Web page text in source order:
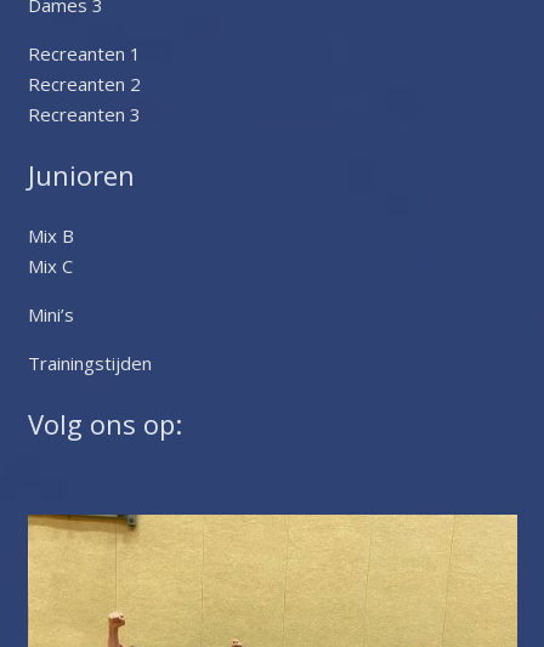
Recreanten 1
Recreanten 2
Recreanten 3
Junioren
Mix B
Mix C
Mini’s
Trainingstijden
Volg ons op: